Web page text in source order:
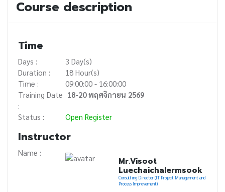
Course description
Time
Days :
3 Day(s)
Duration :
18 Hour(s)
Time :
09:00:00 - 16:00:00
Training Date
:
18-20 พฤศจิกายน 2569
Status : Open Register
Instructor
Name :
Mr.Visoot
Luechaichalermsook
Consulting Director (IT Project Management and
Process Improvement)